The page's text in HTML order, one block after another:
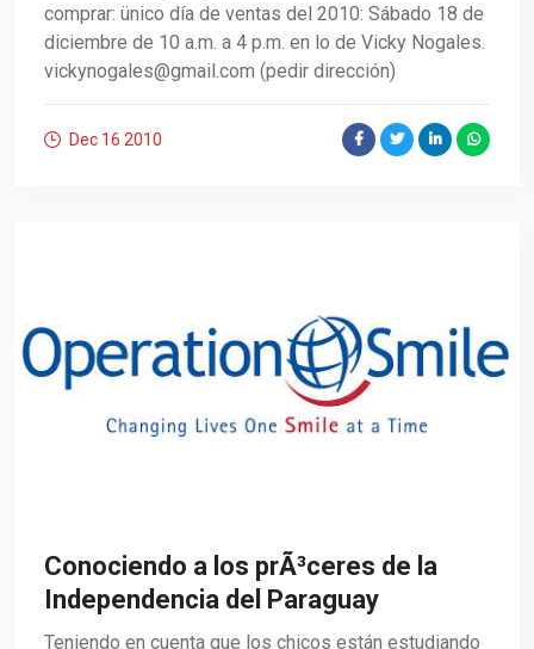
comprar: ünico día de ventas del 2010: Sábado 18 de
diciembre de 10 a.m. a 4 p.m. en lo de Vicky Nogales.
vickynogales@gmail.com (pedir dirección)
Dec 16 2010
Conociendo a los prÃ³ceres de la
Independencia del Paraguay
Teniendo en cuenta que los chicos están estudiando